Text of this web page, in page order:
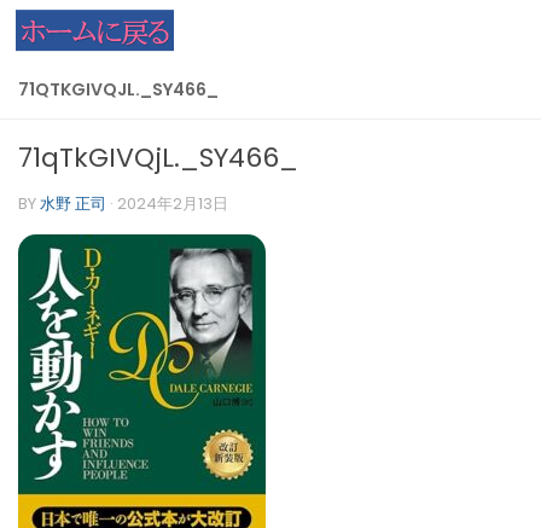
コンテンツへスキップ
71QTKGIVQJL._SY466_
71qTkGIVQjL._SY466_
BY水野 正司 · 2024年2月13日